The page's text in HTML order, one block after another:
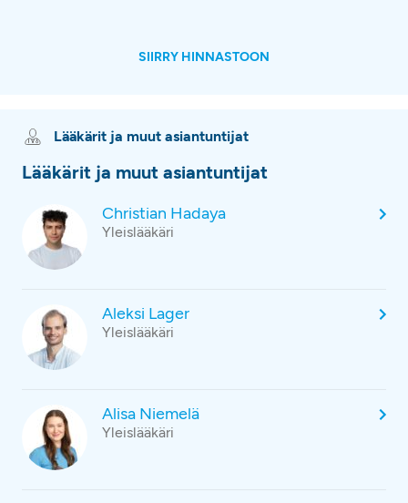
SIIRRY HINNASTOON
Lääkärit ja muut asiantuntijat
Lääkärit ja muut asiantuntijat
Christian Hadaya
Yleislääkäri
Aleksi Lager
Yleislääkäri
Alisa Niemelä
Yleislääkäri